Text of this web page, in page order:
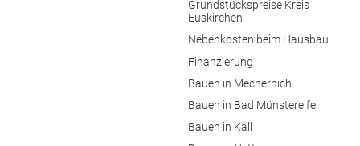
Grundstückspreise Kreis
Euskirchen
Nebenkosten beim Hausbau
Finanzierung
Bauen in Mechernich
Bauen in Bad Münstereifel
Bauen in Kall